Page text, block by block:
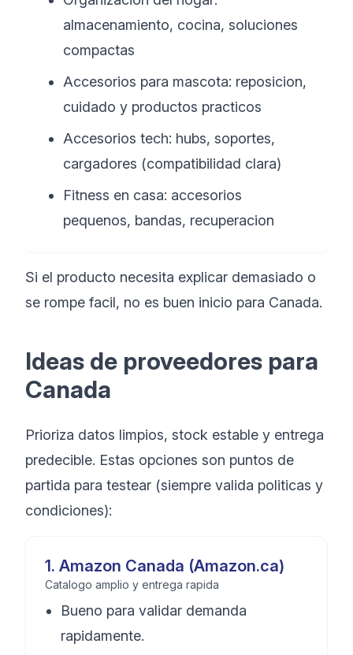
almacenamiento, cocina, soluciones
compactas
Accesorios para mascota: reposicion,
cuidado y productos practicos
Accesorios tech: hubs, soportes,
cargadores (compatibilidad clara)
Fitness en casa: accesorios
pequenos, bandas, recuperacion
Si el producto necesita explicar demasiado o
se rompe facil, no es buen inicio para Canada.
Ideas de proveedores para
Canada
Prioriza datos limpios, stock estable y entrega
predecible. Estas opciones son puntos de
partida para testear (siempre valida politicas y
condiciones):
1. Amazon Canada (Amazon.ca)
Catalogo amplio y entrega rapida
Bueno para validar demanda
rapidamente.